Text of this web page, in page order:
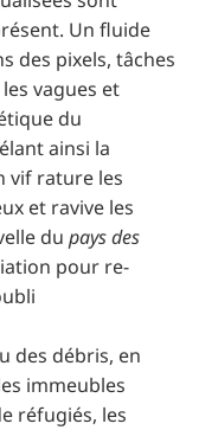
Un fluide
des pixels, tâches
vagues et
du
ainsi la
vif rature les
et ravive les
dupays des
pour re-
des débris, en
immeubles
réfugiés, les